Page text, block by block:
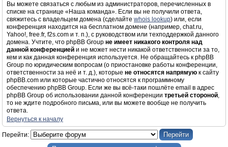
Вы можете связаться с любым из администраторов, перечисленных в
списке на странице «Наша команда». Если вы не получили ответа,
свяжитесь с владельцем домена (сделайте whois lookup) или, если
конференция находится на бесплатном домене (например, chat.ru,
Yahoo!, free.fr, f2s.com и т. п.), с руководством или техподдержкой данного
домена. Учтите, что phpBB Group не имеет никакого контроля над
данной конференцией и не может нести никакой ответственности за то,
кем и как данная конференция используется. Не обращайтесь к phpBB
Group по юридическим вопросам (о приостановке работы конференции,
ответственности за неё и т. д.), которые не относятся напрямую к сайту
phpBB.com или которые частично относятся к программному
обеспечению phpBB Group. Если же вы всё-таки пошлёте email в адрес
phpBB Group об использовании данной конференции третьей стороной,
то не ждите подробного письма, или вы можете вообще не получить
ответа.
Вернуться к началу
Перейти: